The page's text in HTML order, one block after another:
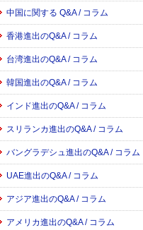
中国に関する Q&A / コラム
香港進出のQ&A / コラム
台湾進出のQ&A / コラム
韓国進出のQ&A / コラム
インド進出のQ&A / コラム
スリランカ進出のQ&A / コラム
バングラデシュ進出のQ&A / コラム
UAE進出のQ&A / コラム
アジア進出のQ&A / コラム
アメリカ進出のQ&A / コラム